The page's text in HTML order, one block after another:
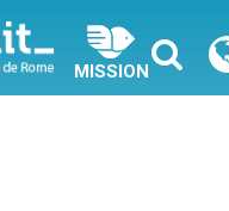
MISSION